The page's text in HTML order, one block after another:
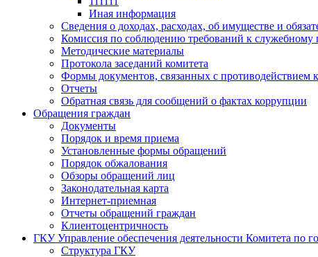
Иная информация
Сведения о доходах, расходах, об имуществе и
Комиссия по соблюдению требований к служебному
Методические материалы
Протокола заседаний комитета
Формы документов, связанных с противодействием
Отчеты
Обратная связь для сообщений о фактах коррупции
Обращения граждан
Документы
Порядок и время приема
Установленные формы обращений
Порядок обжалования
Обзоры обращений лиц
Законодательная карта
Интернет-приемная
Отчеты обращений граждан
Клиентоцентричность
ГКУ Управление обеспечения деятельности Комитета по
Структура ГКУ